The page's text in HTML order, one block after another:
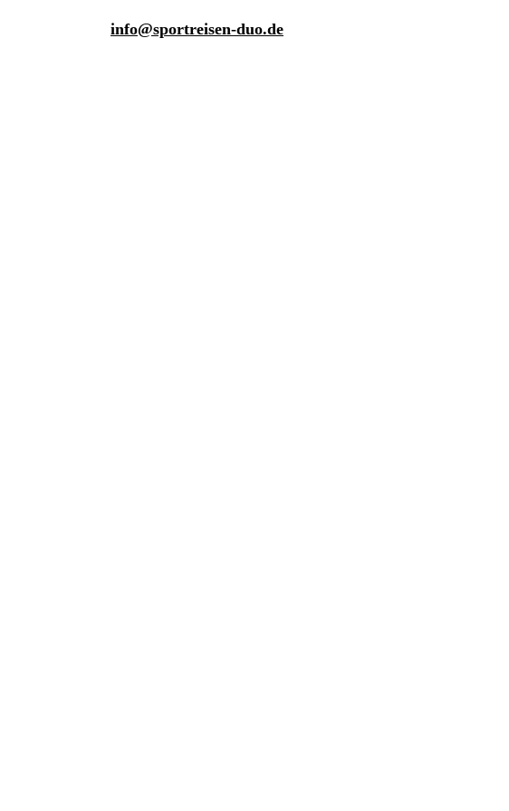
info@sportreisen-duo.de